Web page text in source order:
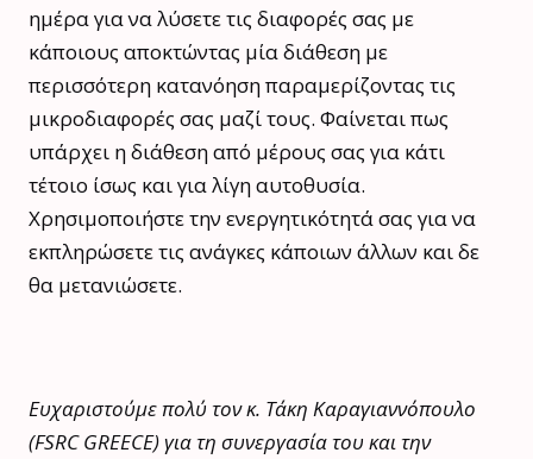
ημέρα για να λύσετε τις διαφορές σας με
κάποιους αποκτώντας μία διάθεση με
περισσότερη κατανόηση παραμερίζοντας τις
μικροδιαφορές σας μαζί τους. Φαίνεται πως
υπάρχει η διάθεση από μέρους σας για κάτι
τέτοιο ίσως και για λίγη αυτοθυσία.
Χρησιμοποιήστε την ενεργητικότητά σας για να
εκπληρώσετε τις ανάγκες κάποιων άλλων και δε
θα μετανιώσετε.
Ευχαριστούμε πολύ τον κ. Τάκη Καραγιαννόπουλο
(FSRC GREECE) για τη συνεργασία του και την